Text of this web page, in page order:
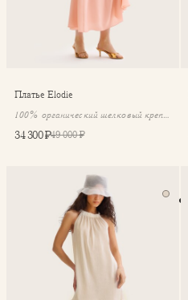
Платье Elodie
34 300 ₽49 000 ₽
Платье длинное Dalia